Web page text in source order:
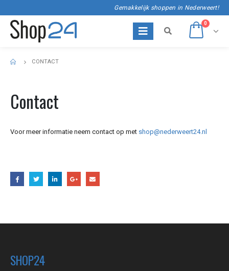
Gemakkelijk shoppen in Nederweert!
0
CONTACT
Contact
Voor meer informatie neem contact op met shop@nederweert24.nl
SHOP24